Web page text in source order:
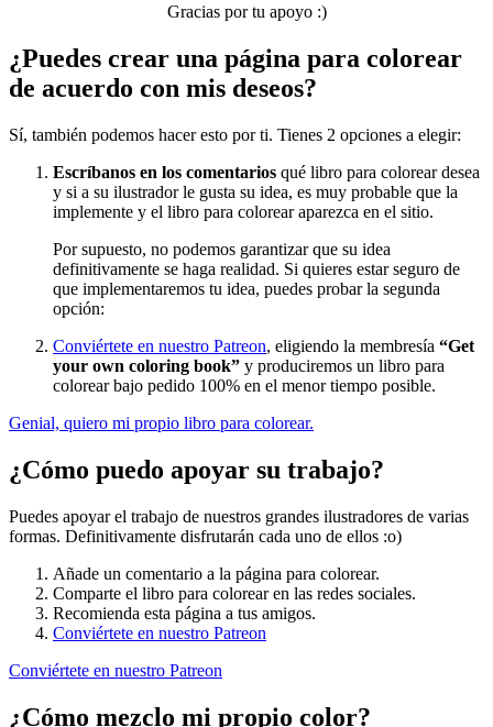
Gracias por tu apoyo :)
¿Puedes crear una página para colorear
de acuerdo con mis deseos?
Sí, también podemos hacer esto por ti. Tienes 2 opciones a elegir:
Escríbanos en los comentarios qué libro para colorear desea
y si a su ilustrador le gusta su idea, es muy probable que la
implemente y el libro para colorear aparezca en el sitio.
Por supuesto, no podemos garantizar que su idea
definitivamente se haga realidad. Si quieres estar seguro de
que implementaremos tu idea, puedes probar la segunda
opción:
Conviértete en nuestro Patreon, eligiendo la membresía “Get
your own coloring book” y produciremos un libro para
colorear bajo pedido 100% en el menor tiempo posible.
Genial, quiero mi propio libro para colorear.
¿Cómo puedo apoyar su trabajo?
Puedes apoyar el trabajo de nuestros grandes ilustradores de varias
formas. Definitivamente disfrutarán cada uno de ellos :o)
Añade un comentario a la página para colorear.
Comparte el libro para colorear en las redes sociales.
Recomienda esta página a tus amigos.
Conviértete en nuestro Patreon
Conviértete en nuestro Patreon
¿Cómo mezclo mi propio color?